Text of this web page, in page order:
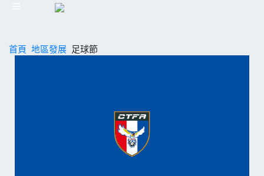
首頁 地區發展 足球節